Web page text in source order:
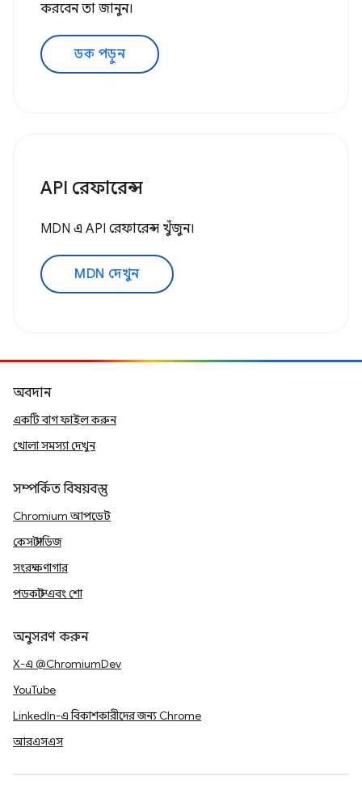
করবেন তা জানুন।
ডক পড়ুন
API রেফারেন্স
MDN এ API রেফারেন্স খুঁজুন।
MDN দেখুন
অবদান
একটি বাগ ফাইল করুন
খোলা সমস্যা দেখুন
সম্পর্কিত বিষয়বস্তু
Chromium আপডেট
কেস স্টাডিজ
সংরক্ষণাগার
পডকাস্ট এবং শো
অনুসরণ করুন
X-এ @ChromiumDev
YouTube
LinkedIn-এ বিকাশকারীদের জন্য Chrome
আরএসএস